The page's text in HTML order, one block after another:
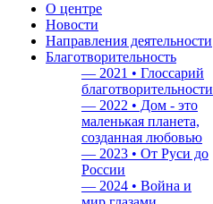
О центре
Новости
Направления деятельности
Благотворительность
— 2021 • Глоссарий
благотворительности
— 2022 • Дом - это
маленькая планета,
созданная любовью
— 2023 • От Руси до
России
— 2024 • Война и